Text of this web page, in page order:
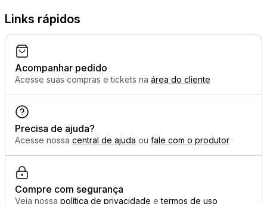
Links rápidos
Acompanhar pedido
Acesse suas compras e tickets na área do cliente
Precisa de ajuda?
Acesse nossa central de ajuda ou fale com o produtor
Compre com segurança
Veja nossa política de privacidade etermos de uso